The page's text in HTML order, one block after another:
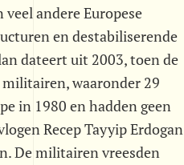
andere Europese
en destabiliserende
dateert uit 2003, toen de
waaronder 29
in 1980 en hadden geen
Recep Tayyip Erdogan
De militairen vreesden